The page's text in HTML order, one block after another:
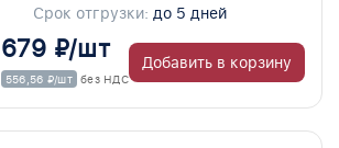
Срок отгрузки: до 5 дней
679 ₽/шт
556,56 ₽/шт без НДС
Добавить в корзину